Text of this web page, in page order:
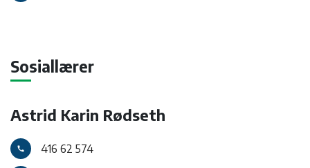
Sosiallærer
Astrid Karin Rødseth
call
416 62 574